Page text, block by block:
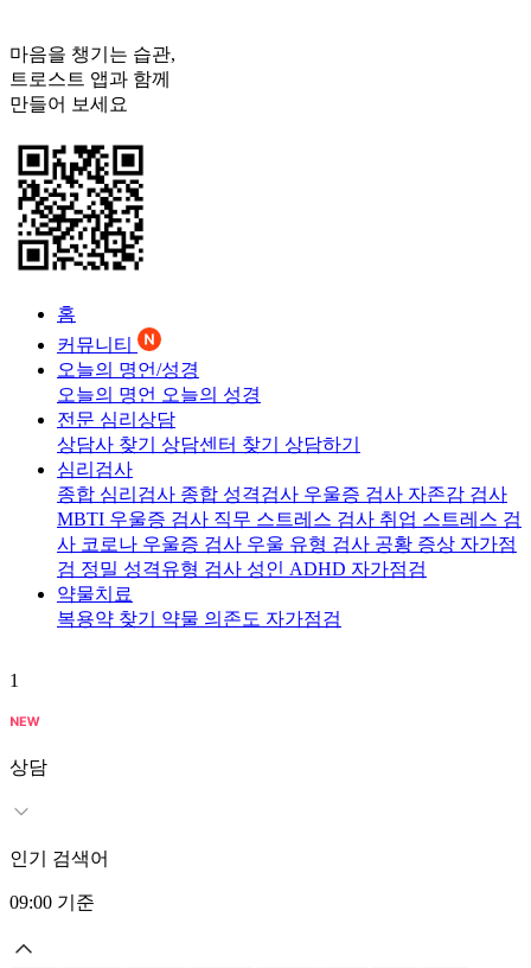
마음을 챙기는 습관,
트로스트 앱과 함께
만들어 보세요
홈
커뮤니티
오늘의 명언/성경
오늘의 명언 오늘의 성경
전문 심리상담
상담사 찾기 상담센터 찾기 상담하기
심리검사
종합 심리검사 종합 성격검사 우울증 검사 자존감 검사
MBTI 우울증 검사 직무 스트레스 검사 취업 스트레스 검
사 코로나 우울증 검사 우울 유형 검사 공황 증상 자가점
검 정밀 성격유형 검사 성인 ADHD 자가점검
약물치료
복용약 찾기 약물 의존도 자가점검
1
상담
인기 검색어
09:00 기준